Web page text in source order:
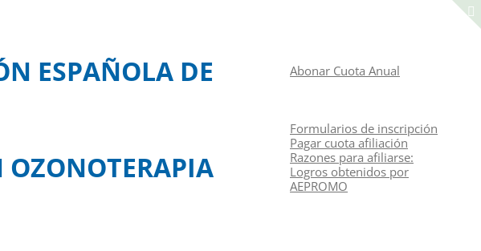
Abonar Cuota Anual
Formularios de inscripción
Pagar cuota afiliación
Razones para afiliarse:
Logros obtenidos por
AEPROMO
ESPAÑOLA DE
OZONOTERAPIA